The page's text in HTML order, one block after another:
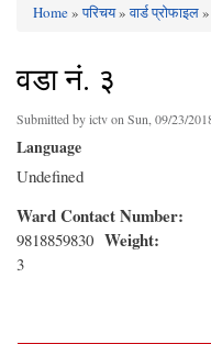
Home»परिचय»वार्ड प्रोफाइल
वडा नं. ३
Submitted byictvon Sun, 09/23/
Language
Undefined
Ward Contact Number:
9818859830 Weight:
3